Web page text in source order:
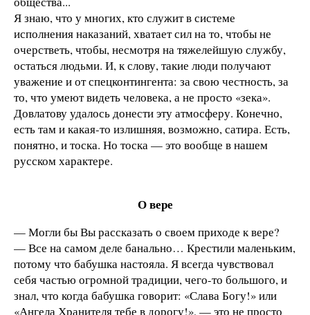
Я знаю, что у многих, кто служит в системе
исполнения наказаний, хватает сил на то, чтобы не
очерстветь, чтобы, несмотря на тяжелейшую службу,
остаться людьми. И, к слову, такие люди получают
уважение и от спецконтингента: за свою честность, за
то, что умеют видеть человека, а не просто «зека».
Довлатову удалось донести эту атмосферу. Конечно,
есть там и какая-то излишняя, возможно, сатира. Есть,
понятно, и тоска. Но тоска — это вообще в нашем
русском характере.
О вере
— Могли бы Вы рассказать о своем приходе к вере?
— Все на самом деле банально… Крестили маленьким,
потому что бабушка настояла. Я всегда чувствовал
себя частью огромной традиции, чего-то большого, и
знал, что когда бабушка говорит: «Слава Богу!» или
«Ангела Хранителя тебе в дорогу!», — это не просто